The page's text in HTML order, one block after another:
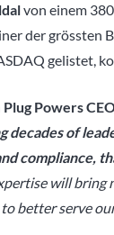
von einem
der grössten
gelistet,
Plug Powers
decades of
compliance,
will
better serve